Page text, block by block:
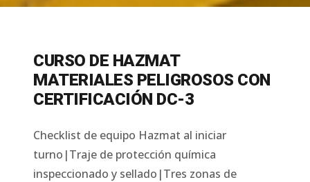
CURSO DE HAZMAT
MATERIALES PELIGROSOS CON
CERTIFICACIÓN DC-3
Checklist de equipo Hazmat al iniciar
turno|Traje de protección química
inspeccionado y sellado|Tres zonas de